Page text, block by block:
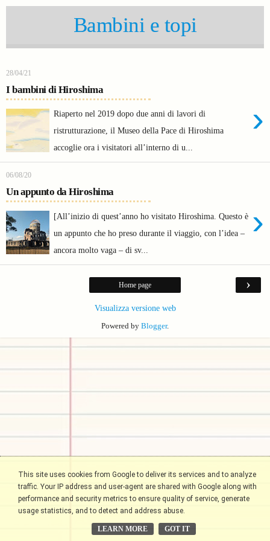
Bambini e topi
28/04/21
I bambini di Hiroshima
›
Riaperto nel 2019 dopo due anni di lavori di
ristrutturazione, il Museo della Pace di Hiroshima
accoglie ora i visitatori all’interno di u...
06/08/20
Un appunto da Hiroshima
›
[All’inizio di quest’anno ho visitato Hiroshima. Questo è
un appunto che ho preso durante il viaggio, con l’idea –
ancora molto vaga – di sv...
›
Home page
Visualizza versione web
Powered by Blogger.
This site uses cookies from Google to deliver its services and to analyze
traffic. Your IP address and user-agent are shared with Google along with
performance and security metrics to ensure quality of service, generate
usage statistics, and to detect and address abuse.
LEARN MORE GOT IT